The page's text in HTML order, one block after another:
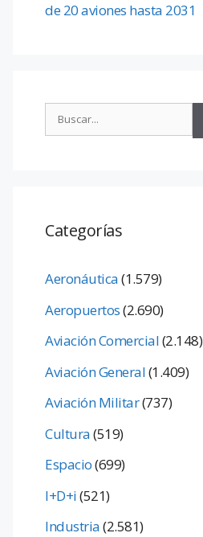
de 20 aviones hasta 2031
Categorías
Aeronáutica(1.579)
Aeropuertos(2.690)
Aviación Comercial(2.148)
Aviación General(1.409)
Aviación Militar(737)
Cultura(519)
Espacio(699)
I+D+i(521)
Industria(2.581)